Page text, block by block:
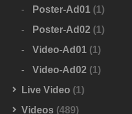
Poster-Ad01 (1)
Poster-Ad02 (1)
Video-Ad01 (1)
Video-Ad02 (1)
Live Video (1)
Videos (489)